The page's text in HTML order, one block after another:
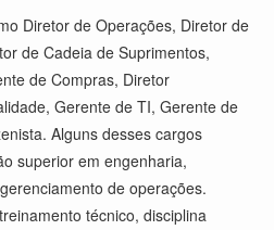
Diretor de Operações, Diretor de
de Cadeia de Suprimentos,
de Compras, Diretor
Gerente de TI, Gerente de
Alguns desses cargos
superior em engenharia,
de operações.
técnico, disciplina